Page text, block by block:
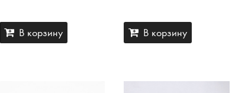
В корзину В корзину